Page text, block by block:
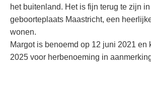
het buitenland. Het is fijn terug te zijn
geboorteplaats Maastricht, een
wonen.
Margot is benoemd op 12 juni 2021 en
2025 voor herbenoeming in